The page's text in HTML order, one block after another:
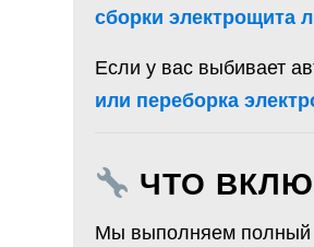
сборки электрощита
Если у вас выбивает
или переборка
ЧТО
Мы выполняем полный